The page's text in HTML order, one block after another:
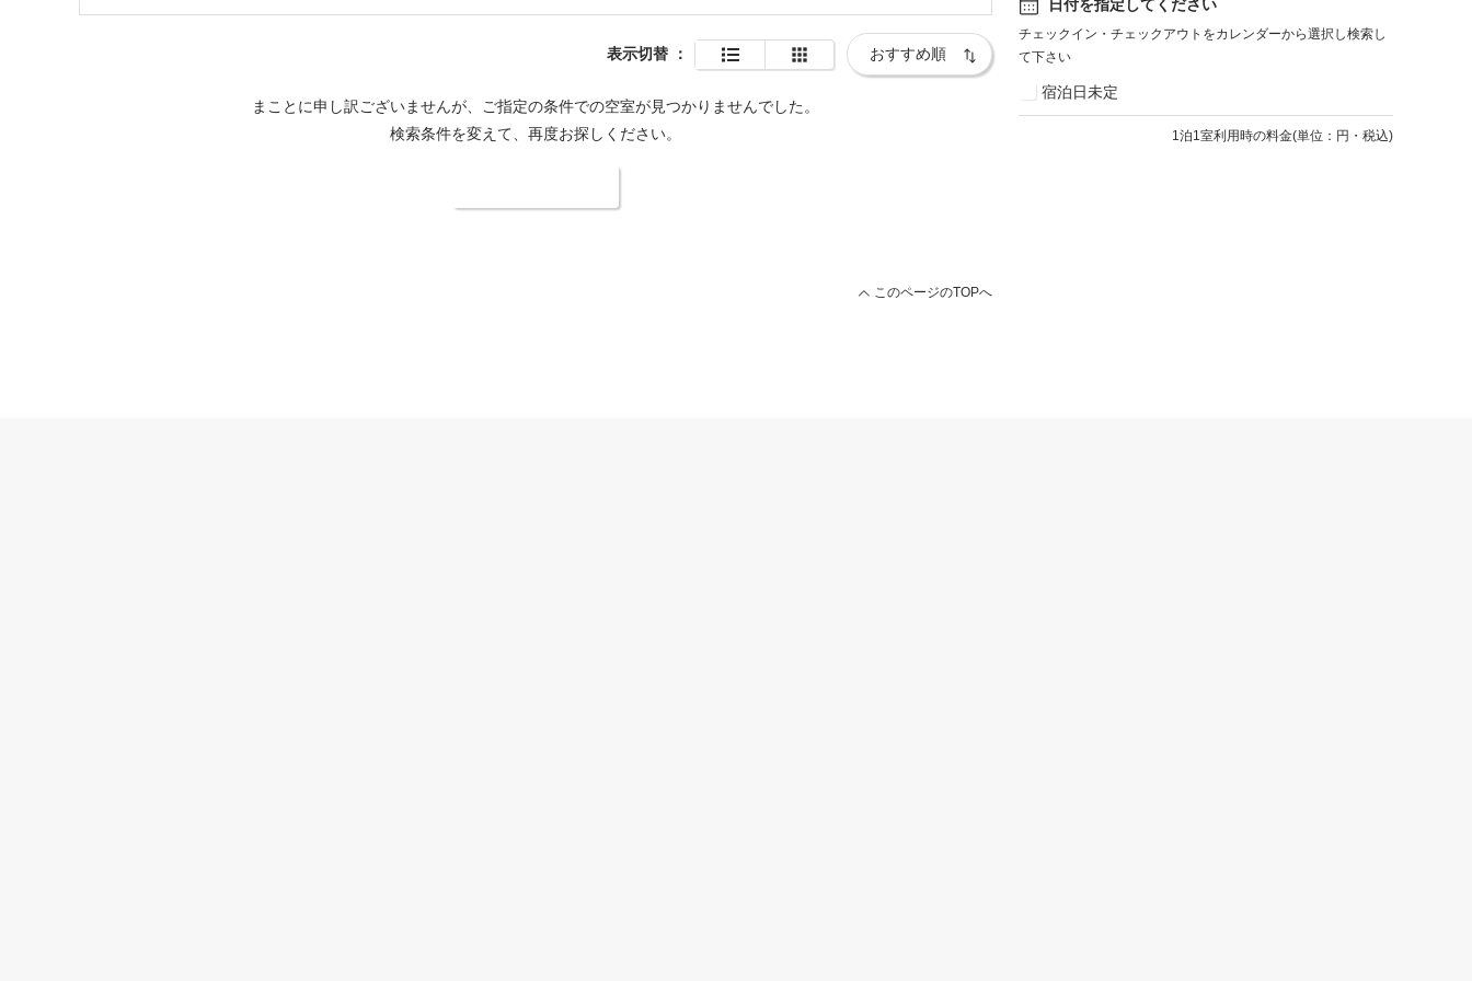
表示切替 ：
まことに申し訳ございませんが、ご指定の条件での空室が見つかりませんでした。
検索条件を変えて、再度お探しください。
このページのTOPへ
日付を指定してください
チェックイン・チェックアウトをカレンダーから選択し検索し
て下さい
宿泊日未定
1 泊1室利用時の料金(単位：円・税込)